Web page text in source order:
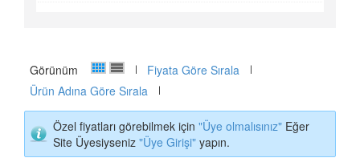
Görünüm
Fiyata Göre Sırala
Ürün Adına Göre Sırala
Özel fiyatları görebilmek için "Üye olmalısınız" Eğer
Site Üyesiyseniz "Üye Girişi" yapın.